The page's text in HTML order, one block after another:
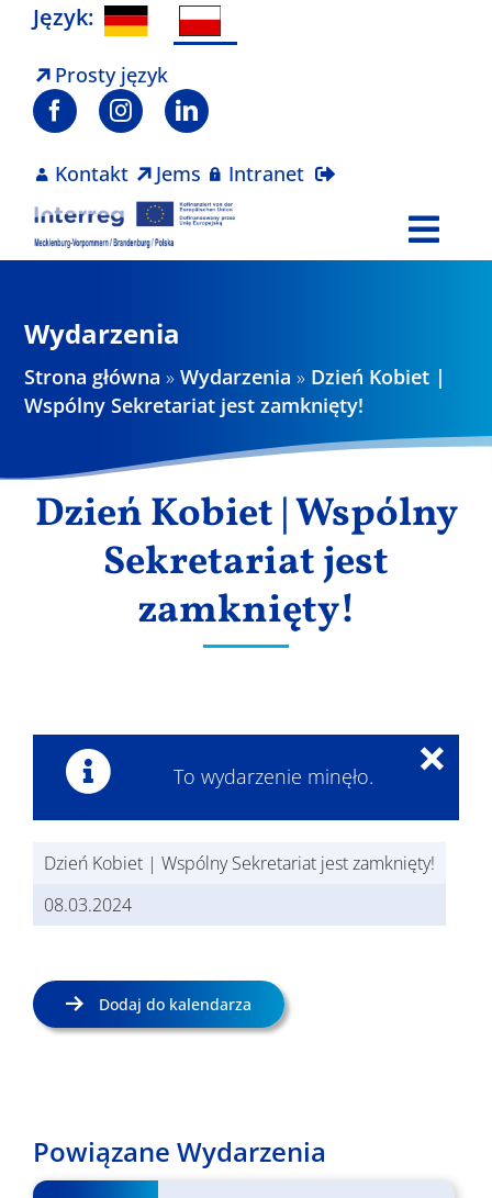
Skip
content
Język:
Prosty język
Kontakt Jems Intranet
Projekty
Wyniki
Wydarzenia
Strona główna »Wydarzenia » Dzień Kobiet |
Wspólny Sekretariat jest zamknięty!
Dzień Kobiet | Wspólny
Sekretariat jest
zamknięty!
To wydarzenie minęło.
×
Dzień Kobiet | Wspólny Sekretariat jest zamknięty!
08.03.2024
Dodaj do kalendarza
Powiązane Wydarzenia